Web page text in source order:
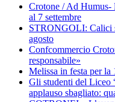
Crotone / Ad Humus-
al 7 settembre
STRONGOLI: Calici
agosto
Confcommercio
responsabile»
Melissa in festa per la
Gli studenti del Liceo
applauso sbagliato: